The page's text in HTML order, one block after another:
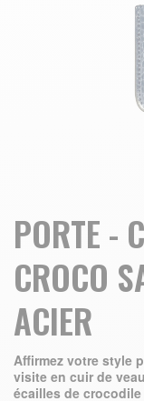
PORTE -
CROCO
ACIER
Affirmez votre style
visite en cuir de
écailles de